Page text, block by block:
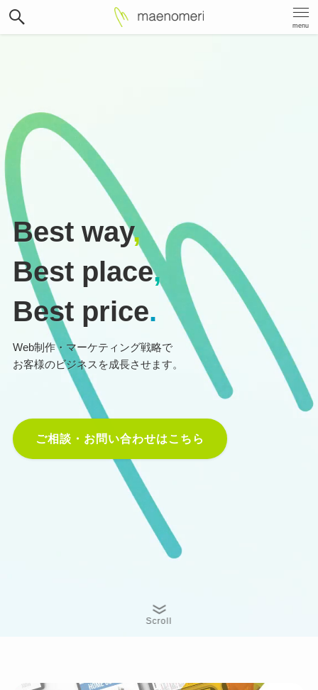
menu
Best way,
Best place,
Best price.
Web制作・マーケティング戦略で
お客様のビジネスを成長させます。
ご相談・お問い合わせはこちら
Scroll